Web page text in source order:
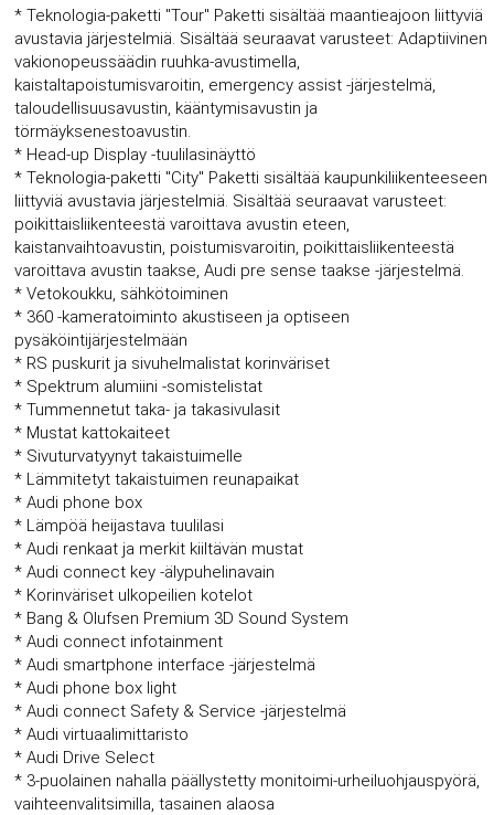
* Teknologia-paketti "Tour" Paketti sisältää maantieajoon liittyviä
avustavia järjestelmiä. Sisältää seuraavat varusteet: Adaptiivinen
vakionopeussäädin ruuhka-avustimella,
kaistaltapoistumisvaroitin, emergency assist -järjestelmä,
taloudellisuusavustin, kääntymisavustin ja
törmäyksenestoavustin.
* Head-up Display -tuulilasinäyttö
* Teknologia-paketti "City" Paketti sisältää kaupunkiliikenteeseen
liittyviä avustavia järjestelmiä. Sisältää seuraavat varusteet:
poikittaisliikenteestä varoittava avustin eteen,
kaistanvaihtoavustin, poistumisvaroitin, poikittaisliikenteestä
varoittava avustin taakse, Audi pre sense taakse -järjestelmä.
* Vetokoukku, sähkötoiminen
* 360 -kameratoiminto akustiseen ja optiseen
pysäköintijärjestelmään
* RS puskurit ja sivuhelmalistat korinväriset
* Spektrum alumiini -somistelistat
* Tummennetut taka- ja takasivulasit
* Mustat kattokaiteet
* Sivuturvatyynyt takaistuimelle
* Lämmitetyt takaistuimen reunapaikat
* Audi phone box
* Lämpöä heijastava tuulilasi
* Audi renkaat ja merkit kiiltävän mustat
* Audi connect key -älypuhelinavain
* Korinväriset ulkopeilien kotelot
* Bang & Olufsen Premium 3D Sound System
* Audi connect infotainment
* Audi smartphone interface -järjestelmä
* Audi phone box light
* Audi connect Safety & Service -järjestelmä
* Audi virtuaalimittaristo
* Audi Drive Select
* 3-puolainen nahalla päällystetty monitoimi-urheiluohjauspyörä,
vaihteenvalitsimilla, tasainen alaosa